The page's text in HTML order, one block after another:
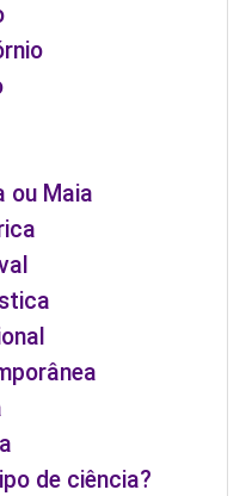
ou Maia
de ciência?